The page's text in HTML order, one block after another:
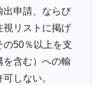
は？
で勝利騎手がもら
モチーフとは？
出申請、ならび
視リストに掲げ
の50％以上を支
を含む）への輸
しない。